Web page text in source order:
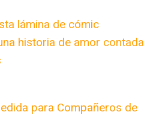
lámina de cómic
historia de amor contada
para Compañeros de